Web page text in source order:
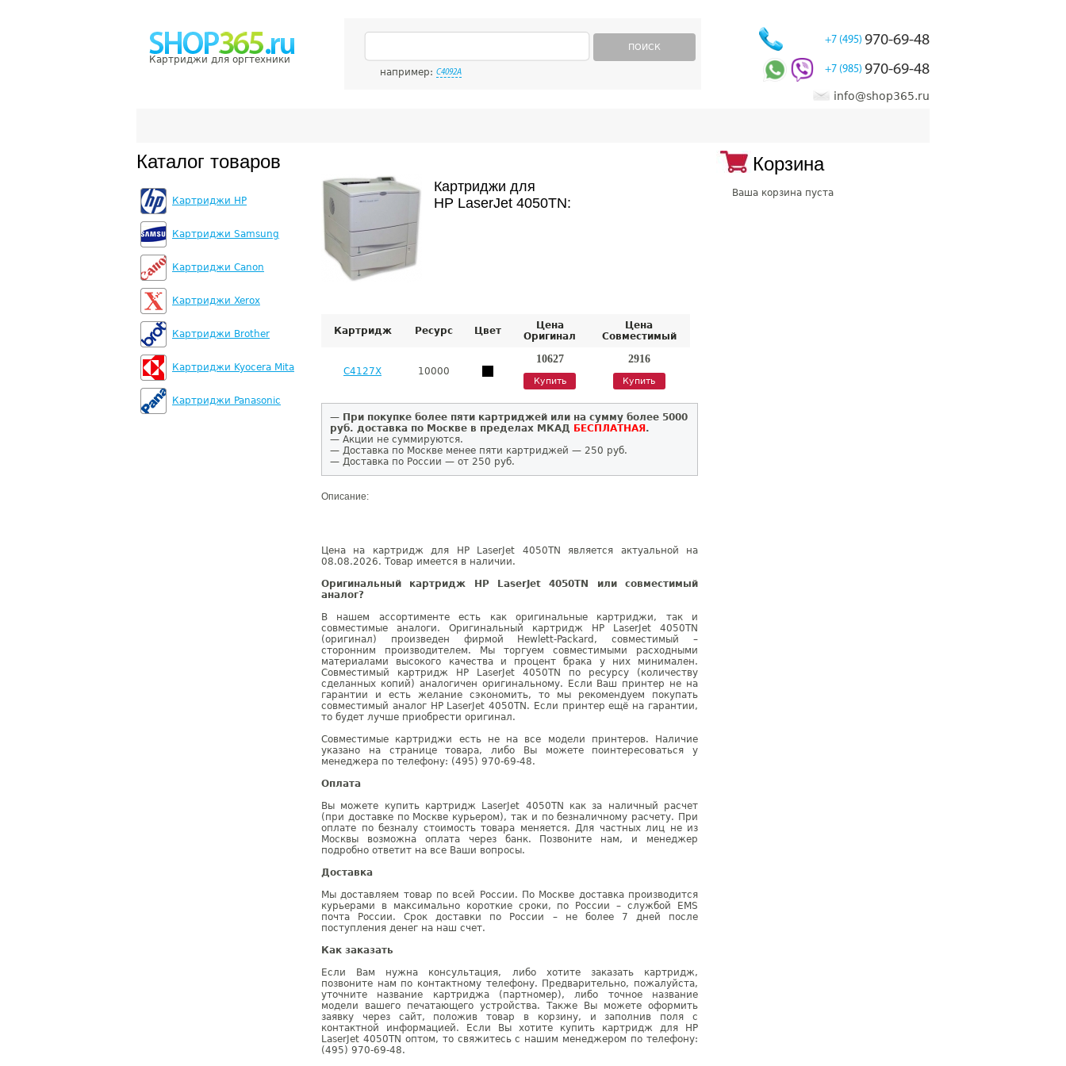
Картриджи для оргтехники
ПОИСК
например: C4092A
+7 (495) 970-69-48
+7 (985) 970-69-48
info@shop365.ru
Каталог товаров
Картриджи HP
Картриджи Samsung
Картриджи Canon
Картриджи Xerox
Картриджи Brother
Картриджи Kyocera Mita
Картриджи Panasonic
Картриджи для
HP LaserJet 4050TN:
Картридж Ресурс Цвет
Цена
Оригинал
Цена
Совместимый
C4127X 10000
10627
Купить
2916
Купить
— При покупке более пяти картриджей или на сумму более 5000
руб. доставка по Москве в пределах МКАД БЕСПЛАТНАЯ .
— Акции не суммируются.
— Доставка по Москве менее пяти картриджей — 250 руб.
— Доставка по России — от 250 руб.
Описание:
Цена на картридж для HP LaserJet 4050TN является актуальной на
08.08.2026. Товар имеется в наличии.
Оригинальный картридж HP LaserJet 4050TN или совместимый
аналог?
В нашем ассортименте есть как оригинальные картриджи, так и
совместимые аналоги. Оригинальный картридж HP LaserJet 4050TN
(оригинал) произведен фирмой Hewlett-Packard, совместимый –
сторонним производителем. Мы торгуем совместимыми расходными
материалами высокого качества и процент брака у них минимален.
Совместимый картридж HP LaserJet 4050TN по ресурсу (количеству
сделанных копий) аналогичен оригинальному. Если Ваш принтер не на
гарантии и есть желание сэкономить, то мы рекомендуем покупать
совместимый аналог HP LaserJet 4050TN. Если принтер ещё на гарантии,
то будет лучше приобрести оригинал.
Совместимые картриджи есть не на все модели принтеров. Наличие
указано на странице товара, либо Вы можете поинтересоваться у
менеджера по телефону: (495) 970-69-48.
Оплата
Вы можете купить картридж LaserJet 4050TN как за наличный расчет
(при доставке по Москве курьером), так и по безналичному расчету. При
оплате по безналу стоимость товара меняется. Для частных лиц не из
Москвы возможна оплата через банк. Позвоните нам, и менеджер
подробно ответит на все Ваши вопросы.
Доставка
Мы доставляем товар по всей России. По Москве доставка производится
курьерами в максимально короткие сроки, по России – службой EMS
почта России. Срок доставки по России – не более 7 дней после
поступления денег на наш счет.
Как заказать
Если Вам нужна консультация, либо хотите заказать картридж,
позвоните нам по контактному телефону. Предварительно, пожалуйста,
уточните название картриджа (партномер), либо точное название
модели вашего печатающего устройства. Также Вы можете оформить
заявку через сайт, положив товар в корзину, и заполнив поля с
контактной информацией. Если Вы хотите купить картридж для HP
LaserJet 4050TN оптом, то свяжитесь с нашим менеджером по телефону:
(495) 970-69-48.
Корзина
Ваша корзина пуста